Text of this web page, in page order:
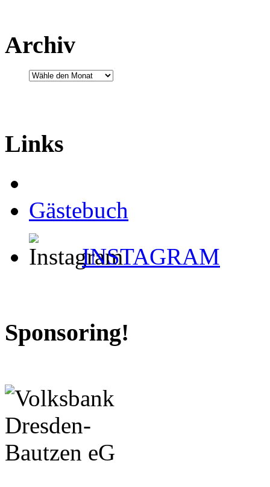
Archiv
Links
Gästebuch
INSTAGRAM
Sponsoring!